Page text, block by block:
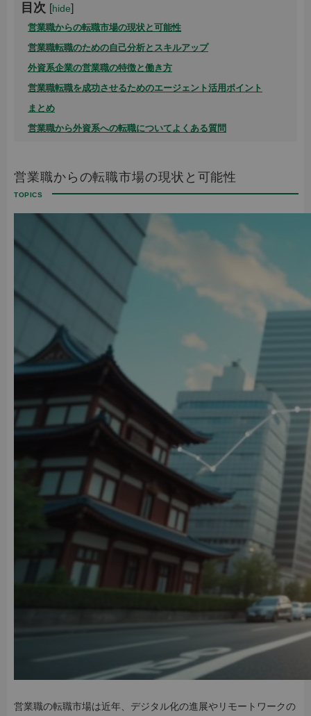
目次 [hide]
営業職からの転職市場の現状と可能性
営業職転職のための自己分析とスキルアップ
外資系企業の営業職の特徴と働き方
営業職転職を成功させるためのエージェント活用ポイント
まとめ
営業職から外資系への転職についてよくある質問
営業職からの転職市場の現状と可能性
営業職の転職市場は近年、デジタル化の進展やリモートワークの